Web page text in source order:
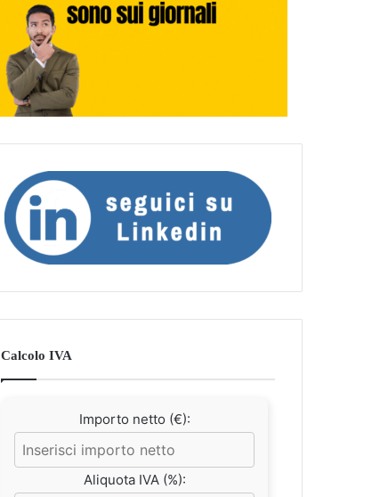
Calcolo IVA
Importo netto (€):
Aliquota IVA (%):